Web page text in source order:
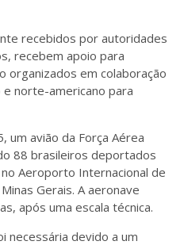
recebidos por autoridades
recebem apoio para
organizados em colaboração
norte-americano para
um avião da Força Aérea
88 brasileiros deportados
Aeroporto Internacional de
Gerais. A aeronave
após uma escala técnica.
necessária devido a um